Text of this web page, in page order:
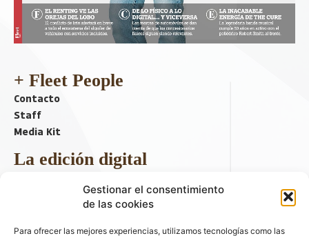
Gestionar el consentimiento
de las cookies
Para ofrecer las mejores experiencias, utilizamos tecnologías como las
+ Fleet People
Contacto
Staff
Media Kit
La edición digital
Descargar último ejemplar
ir a hemeroteca
+ Contenido en redes sociales